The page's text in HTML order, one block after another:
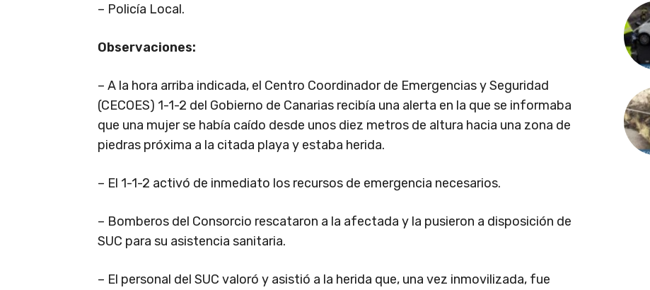
– Policía Local.
Observaciones:
– A la hora arriba indicada, el Centro Coordinador de Emergencias y Seguridad
(CECOES) 1-1-2 del Gobierno de Canarias recibía una alerta en la que se informaba
que una mujer se había caído desde unos diez metros de altura hacia una zona de
piedras próxima a la citada playa y estaba herida.
– El 1-1-2 activó de inmediato los recursos de emergencia necesarios.
– Bomberos del Consorcio rescataron a la afectada y la pusieron a disposición de
SUC para su asistencia sanitaria.
– El personal del SUC valoró y asistió a la herida que, una vez inmovilizada, fue